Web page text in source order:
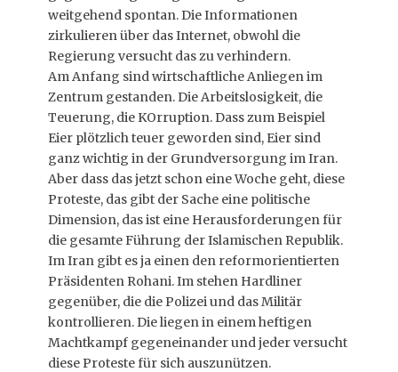
weitgehend spontan. Die Informationen
zirkulieren über das Internet, obwohl die
Regierung versucht das zu verhindern.
Am Anfang sind wirtschaftliche Anliegen im
Zentrum gestanden. Die Arbeitslosigkeit, die
Teuerung, die KOrruption. Dass zum Beispiel
Eier plötzlich teuer geworden sind, Eier sind
ganz wichtig in der Grundversorgung im Iran.
Aber dass das jetzt schon eine Woche geht, diese
Proteste, das gibt der Sache eine politische
Dimension, das ist eine Herausforderungen für
die gesamte Führung der Islamischen Republik.
Im Iran gibt es ja einen den reformorientierten
Präsidenten Rohani. Im stehen Hardliner
gegenüber, die die Polizei und das Militär
kontrollieren. Die liegen in einem heftigen
Machtkampf gegeneinander und jeder versucht
diese Proteste für sich auszunützen.